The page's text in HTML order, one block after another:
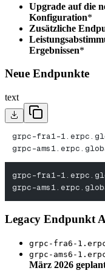
Upgrade auf die
Konfiguration*
Zusätzliche
Ergebnissen*
Neue Endpunkte
text
grpc-fra1-
grpc-
grpc-fra1-
grpc-
Legacy Endpunkt
grpc-fra6-
grpc-ams6-
März 2026